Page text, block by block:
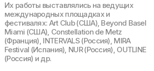
Их работы выставлялись на ведущих
международных площадках и
фестивалях: Art Club (США), Beyond Basel
Miami (США), Constellation de Metz
(Франция), INTERVALS (Россия), MIRA
Festival (Испания), NUR (Россия), OUTLINE
(Россия) и др.